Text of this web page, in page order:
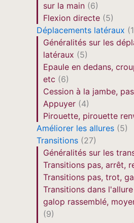
sur la main (6)
Flexion directe (5)
Déplacements latéraux
Généralités sur les
latéraux (5)
Epaule en dedans,
etc (6)
Cession à la jambe,
Appuyer (4)
Pirouette, pirouette
Améliorer les allures (5)
Transitions (27)
Généralités sur les
Transitions pas, arrêt,
Transitions pas, trot,
Transitions dans
galop rassemblé,
(9)